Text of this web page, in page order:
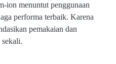
ion menuntut penggunaan
performa terbaik. Karena
pemakaian dan
sekali.